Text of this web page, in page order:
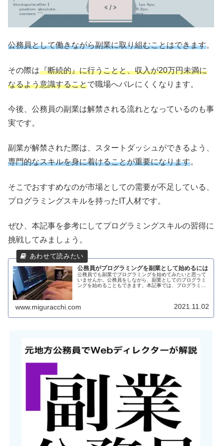
公務員として働きながら副業に取り組むことはできます。
その際は『断続的』に行うことと、収入が20万円未満に
なるよう意識することで職場へバレにくくなります。
今後、公務員の副業は解禁される流れとなっているのも事
実です。
副業が解禁された際は、スタートダッシュができるよう、
専門的なスキルを身に着けることが重要になります。
そこでおすすめなのが市場としての需要が不足している、
プログラミングスキルを持ったIT人材です。
ぜひ、本記事を参考にしてプログラミングスキルの習得に
挑戦してみましょう。
公務員がプログラミングを副業として始めるには
公務員でも副業でプログラミングを始めてみたいと思って
いませんか。公務員をしながら、副業としてのプログラミ
ングを始めることもできます。本記事では、プログラミン
www.miguracchi.com 2021.11.02